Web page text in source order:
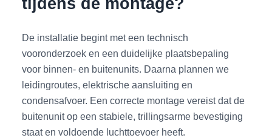
De installatie begint met een technisch
vooronderzoek en een duidelijke plaatsbepaling
voor binnen- en buitenunits. Daarna plannen we
leidingroutes, elektrische aansluiting en
condensafvoer. Een correcte montage vereist dat de
buitenunit op een stabiele, trillingsarme bevestiging
staat en voldoende luchttoevoer heeft.